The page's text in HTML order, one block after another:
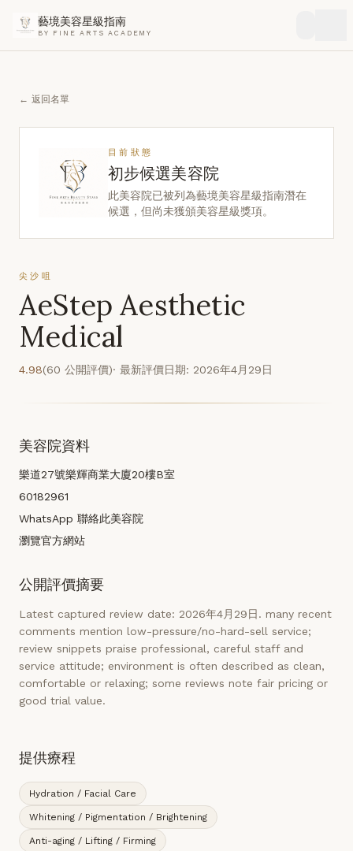
藝境美容星級指南
BY FINE ARTS ACADEMY
← 返回名單
目前狀態
初步候選美容院
此美容院已被列為藝境美容星級指南潛在
候選，但尚未獲頒美容星級獎項。
尖沙咀
AeStep Aesthetic
Medical
4.98(60 公開評價)· 最新評價日期: 2026年4月29日
美容院資料
樂道27號樂輝商業大廈20樓B室
60182961
WhatsApp 聯絡此美容院
瀏覽官方網站
公開評價摘要
Latest captured review date: 2026年4月29日. many recent
comments mention low-pressure/no-hard-sell service;
review snippets praise professional, careful staff and
service attitude; environment is often described as clean,
comfortable or relaxing; some reviews note fair pricing or
good trial value.
提供療程
Hydration / Facial Care
Whitening / Pigmentation / Brightening
Anti-aging / Lifting / Firming